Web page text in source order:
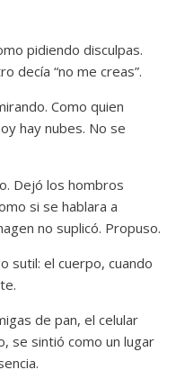
pidiendo disculpas.
decía “no me creas”.
Como quien
hay nubes. No se
Dejó los hombros
si se hablara a
no suplicó. Propuso.
sutil: el cuerpo, cuando
de pan, el celular
se sintió como un lugar